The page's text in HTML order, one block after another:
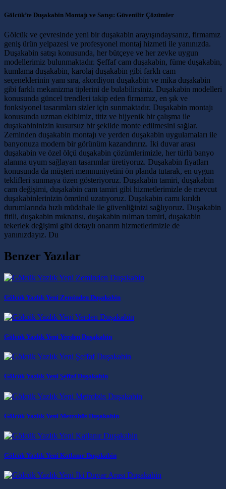
Gölcük’te Duşakabin Montajı ve Satışı: Güvenilir Çözümler
Gölcük ve çevresinde yeni bir duşakabin arayışındaysanız, firmamız
geniş ürün yelpazesi ve profesyonel montaj hizmeti ile yanınızda.
Duşakabin satışı konusunda, her bütçeye ve her zevke uygun
modellerimiz bulunmaktadır. Şeffaf cam duşakabin, füme duşakabin,
kumlama duşakabin, karolaj duşakabin gibi farklı cam
seçeneklerinin yanı sıra, akordiyon duşakabin ve mika duşakabin
gibi farklı mekanizma tiplerini de bulabilirsiniz. Duşakabin modelleri
konusunda güncel trendleri takip eden firmamız, en şık ve
fonksiyonel tasarımları sizler için sunmaktadır. Duşakabin montajı
konusunda uzman ekibimiz, titiz ve hijyenik bir çalışma ile
duşakabininizin kusursuz bir şekilde monte edilmesini sağlar.
Zeminden duşakabin montajı ve yerden duşakabin uygulamaları ile
banyonuza modern bir görünüm kazandırırız. İki duvar arası
duşakabin ve özel ölçü duşakabin çözümlerimizle, her türlü banyo
alanına uyum sağlayan tasarımlar üretiyoruz. Duşakabin fiyatları
konusunda da müşteri memnuniyetini ön planda tutarak, en uygun
teklifleri sunmaya özen gösteriyoruz. Duşakabin tamiri, duşakabin
cam değişimi, duşakabin cam tamiri gibi hizmetlerimizle de mevcut
duşakabinlerinizin ömrünü uzatıyoruz. Duşakabin camı kırıldı
durumlarında hızlı müdahale ile güvenliğinizi sağlıyoruz. Duşakabin
fitili, duşakabin mıknatısı, duşakabin rulman tamiri, duşakabin
tekerlek değişimi gibi detaylı onarım hizmetlerimizle de
yanınızdayız. Du
Benzer Yazılar
Gölcük Yazlık Yeni Zeminden Duşakabin
Gölcük Yazlık Yeni Yerden Duşakabin
Gölcük Yazlık Yeni Şeffaf Duşakabin
Gölcük Yazlık Yeni Metrobüs Duşakabin
Gölcük Yazlık Yeni Katlanır Duşakabin